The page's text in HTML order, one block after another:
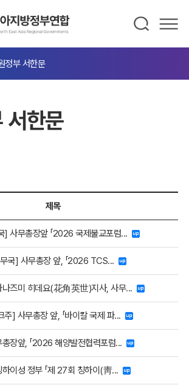
정부 서한문
서한문
제목
] 사무총장앞 「2026 국제불교포럼...
국] 사무총장 앞, 「2026 TCS...
즈미 히데요(花角英世)지사, 사무...
] 사무총장 앞, 「바이칼 국제 파...
장앞, 「2026 해양발전협력포럼...
이성 정부 「제 27회 칭하이(靑...